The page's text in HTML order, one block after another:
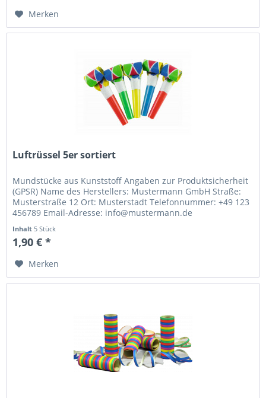
Merken
Luftrüssel 5er sortiert
Mundstücke aus Kunststoff Angaben zur Produktsicherheit
(GPSR) Name des Herstellers: Mustermann GmbH Straße:
Musterstraße 12 Ort: Musterstadt Telefonnummer: +49 123
456789 Email-Adresse: info@mustermann.de
Inhalt5 Stück
1,90 € *
Merken